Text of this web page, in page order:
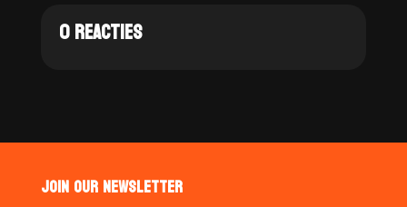
0 REACTIES
JOIN OUR NEWSLETTER